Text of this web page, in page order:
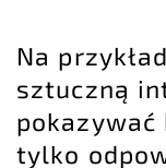
Na
sztuczną
pokazywać
tylko